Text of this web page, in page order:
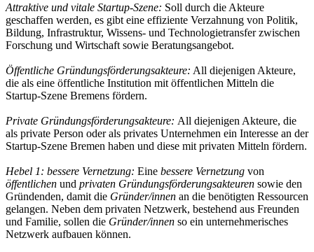
Attraktive und vitale Startup-Szene: Soll durch die Akteure
geschaffen werden, es gibt eine effiziente Verzahnung von Politik,
Bildung, Infrastruktur, Wissens- und Technologietransfer zwischen
Forschung und Wirtschaft sowie Beratungsangebot.
Öffentliche Gründungsförderungsakteure: All diejenigen Akteure,
die als eine öffentliche Institution mit öffentlichen Mitteln die
Startup-Szene Bremens fördern.
Private Gründungsförderungsakteure: All diejenigen Akteure, die
als private Person oder als privates Unternehmen ein Interesse an der
Startup-Szene Bremen haben und diese mit privaten Mitteln fördern.
Hebel 1: bessere Vernetzung: Eine bessere Vernetzung von
öffentlichen und privaten Gründungsförderungsakteuren sowie den
Gründenden, damit die Gründer/innen an die benötigten Ressourcen
gelangen. Neben dem privaten Netzwerk, bestehend aus Freunden
und Familie, sollen die Gründer/innen so ein unternehmerisches
Netzwerk aufbauen können.